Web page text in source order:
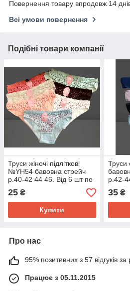
Повернення товару впродовж 14
Всі умови повернення
Подібні товари компанії
Труси жіночі підліткові
№YH54 бавовна стрейч
р.40-42 44 46. Від 6 шт по
19грн.
25 ₴
Купити
Труси
р.42-
28грн.
35₴
Про нас
95% позитивних з 57 відгуків за
Працює з 05.11.2015